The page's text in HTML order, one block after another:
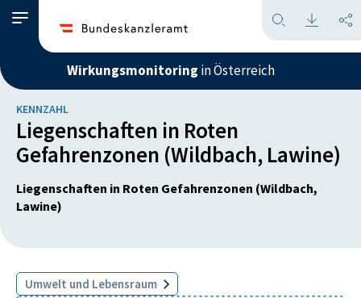
Wirkungsmonitoring in Österreich
KENNZAHL
Liegenschaften in Roten
Gefahrenzonen (Wildbach, Lawine)
Liegenschaften in Roten Gefahrenzonen (Wildbach,
Lawine)
Umwelt und Lebensraum